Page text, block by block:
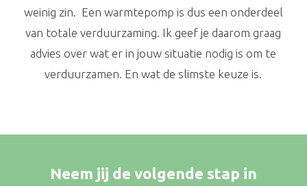
weinig zin. Een warmtepomp is dus een onderdeel
van totale verduurzaming. Ik geef je daarom graag
advies over wat er in jouw situatie nodig is om te
verduurzamen. En wat de slimste keuze is.
Neem jij de volgende stap in